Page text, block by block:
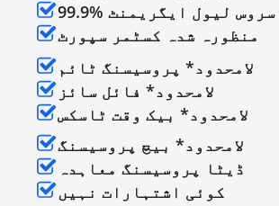
99.9% سروس لیول ایگریمنٹ
منظورہ شدہ کسٹمر سپورٹ
لامحدود* پروسیسنگ ٹائم
لامحدود* فائل سائز
لامحدود* بیک وقت ٹاسکس
لامحدود* بیچ پروسیسنگ
ڈیٹا پروسیسنگ معاہدہ
کوئی اشتہارات نہیں